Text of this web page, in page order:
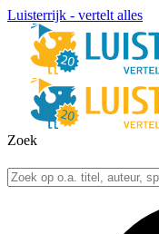
Luisterrijk - vertelt alles
Zoek